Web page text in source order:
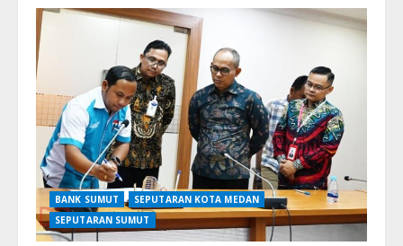
BANK SUMUT
SEPUTARAN KOTA MEDAN
SEPUTARAN SUMUT